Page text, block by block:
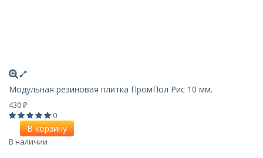
Модульная резиновая плитка ПромПол Рис 10 мм.
430 ₽
0
В корзину
В наличии